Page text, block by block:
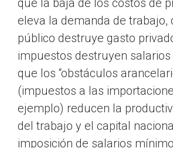
que la baja de los costos de
eleva la demanda de trabajo,
público destruye gasto
impuestos destruyen salarios
que los “obstáculos
(impuestos a las
ejemplo) reducen la
del trabajo y el capital
imposición de salarios